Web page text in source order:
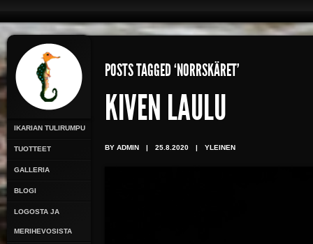
IKARIAN TULIRUMPU
TUOTTEET
GALLERIA
BLOGI
LOGOSTA JA
MERIHEVOSISTA
POSTS TAGGED ‘NORRSKÄRET’
KIVEN LAULU
BY ADMIN | 25.8.2020 | YLEINEN